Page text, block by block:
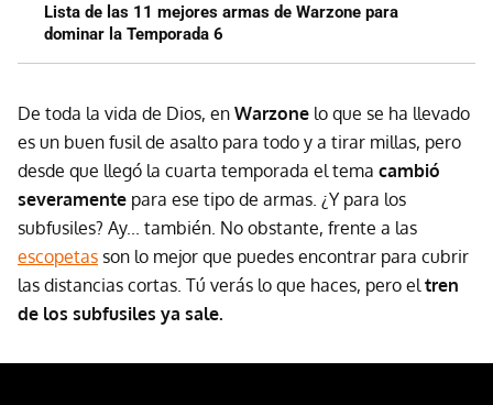
Lista de las 11 mejores armas de Warzone para
dominar la Temporada 6
De toda la vida de Dios, en Warzone lo que se ha llevado
es un buen fusil de asalto para todo y a tirar millas, pero
desde que llegó la cuarta temporada el tema cambió
severamente para ese tipo de armas. ¿Y para los
subfusiles? Ay... también. No obstante, frente a las
escopetas son lo mejor que puedes encontrar para cubrir
las distancias cortas. Tú verás lo que haces, pero el tren
de los subfusiles ya sale.